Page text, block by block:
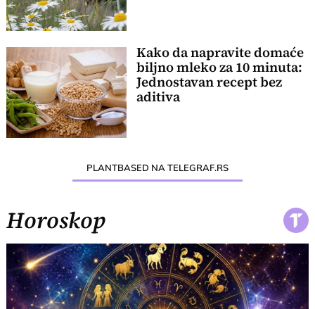
Kako da napravite domaće
biljno mleko za 10 minuta:
Jednostavan recept bez
aditiva
PLANTBASED NA TELEGRAF.RS
Horoskop